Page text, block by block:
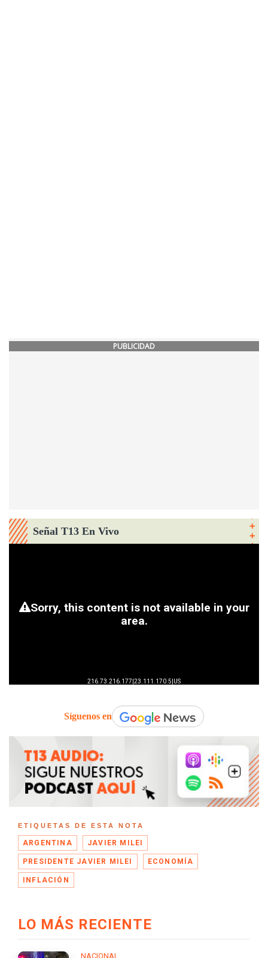
PUBLICIDAD
Señal T13 En Vivo
Síguenos en
ETIQUETAS DE ESTA NOTA
ARGENTINA JAVIER MILEI
PRESIDENTE JAVIER MILEI ECONOMÍA
INFLACIÓN
LO MÁS RECIENTE
NACIONAL